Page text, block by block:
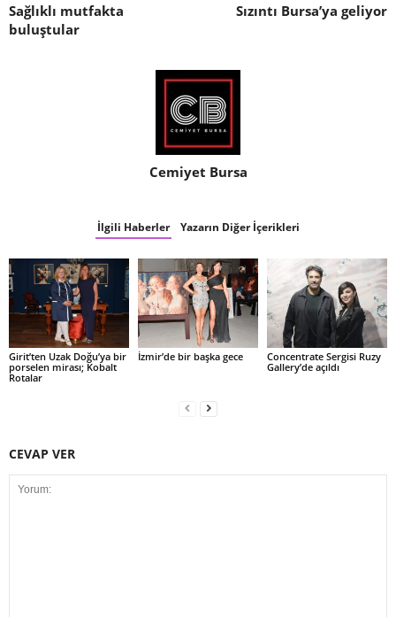
Sağlıklı mutfakta
buluştular
Sızıntı Bursa’ya geliyor
Cemiyet Bursa
İlgili Haberler Yazarın Diğer İçerikleri
Girit’ten Uzak Doğu’ya bir
porselen mirası; Kobalt
Rotalar
İzmir’de bir başka gece
Concentrate Sergisi Ruzy
Gallery’de açıldı
CEVAP VER